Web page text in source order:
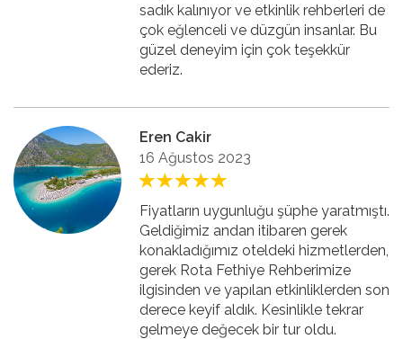
sadık kalınıyor ve etkinlik rehberleri de
çok eğlenceli ve düzgün insanlar. Bu
güzel deneyim için çok teşekkür
ederiz.
Eren Cakir
16 Ağustos 2023
Fiyatların uygunluğu şüphe yaratmıştı.
Geldiğimiz andan itibaren gerek
konakladığımız oteldeki hizmetlerden,
gerek Rota Fethiye Rehberimize
ilgisinden ve yapılan etkinliklerden son
derece keyif aldık. Kesinlikle tekrar
gelmeye değecek bir tur oldu.